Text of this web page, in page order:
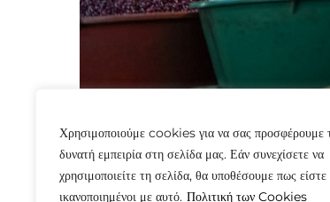
Χρησιμοποιούμε cookies για να σας προσφέρουμε
δυνατή εμπειρία στη σελίδα μας. Εάν συνεχίσετε να
χρησιμοποιείτε τη σελίδα, θα υποθέσουμε πως είστε
ικανοποιημένοι με αυτό. Πολιτική των Cookies